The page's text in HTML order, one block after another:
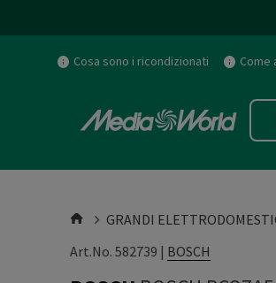
Cosa sono i ricondizionati Come
GRANDI
Art.No. 582739 | BOSCH